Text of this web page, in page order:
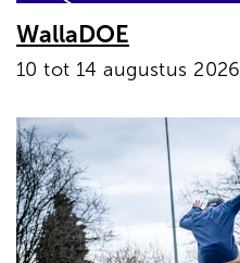
WallaDOE
10 tot 14 augustus 2026